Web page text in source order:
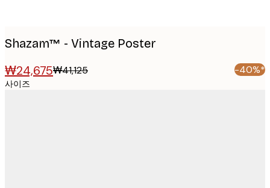
Shazam™ - Vintage Poster
₩24,675₩41,125 -40%*
사이즈